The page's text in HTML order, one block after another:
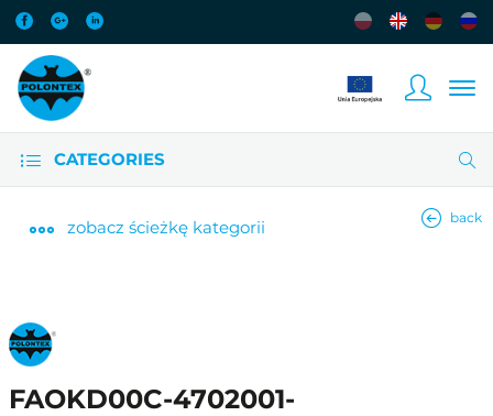
CATEGORIES
zobacz ścieżkę kategorii back
FAOKD00C-4702001-